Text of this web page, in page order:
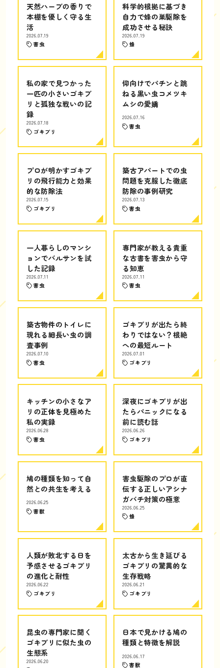
天然ハーブの香りで
本棚を優しく守る生
活
2026.07.19
害虫
科学的根拠に基づき
自力で蜂の巣駆除を
成功させる秘訣
2026.07.19
蜂
私の家で見つかった
一匹の小さいゴキブ
リと孤独な戦いの記
録
2026.07.18
ゴキブリ
仰向けでパチンと跳
ねる黒い虫コメツキ
ムシの愛嬌
2026.07.16
害虫
プロが明かすゴキブ
リの飛行能力と効果
的な防除法
2026.07.15
ゴキブリ
築古アパートでの虫
問題を克服した徹底
防除の事例研究
2026.07.13
害虫
一人暮らしのマンシ
ョンでバルサンを試
した記録
2026.07.11
害虫
専門家が教える貴重
な古書を害虫から守
る知恵
2026.07.11
害虫
築古物件のトイレに
現れる細長い虫の調
査事例
2026.07.10
害虫
ゴキブリが出たら終
わりではない？根絶
への最短ルート
2026.07.01
ゴキブリ
キッチンの小さなア
リの正体を見極めた
私の実録
2026.06.28
害虫
深夜にゴキブリが出
たらパニックになる
前に読む話
2026.06.26
ゴキブリ
鳩の種類を知って自
然との共生を考える
2026.06.25
害獣
害虫駆除のプロが直
伝する正しいアシナ
ガバチ対策の極意
2026.06.25
蜂
人類が敗北する日を
予感させるゴキブリ
の進化と耐性
2026.06.22
ゴキブリ
太古から生き延びる
ゴキブリの驚異的な
生存戦略
2026.06.21
ゴキブリ
昆虫の専門家に聞く
ゴキブリに似た虫の
生態系
2026.06.20
日本で見かける鳩の
種類と特徴を解説
2026.06.17
害獣